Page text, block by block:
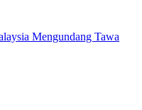
Mengundang Tawa